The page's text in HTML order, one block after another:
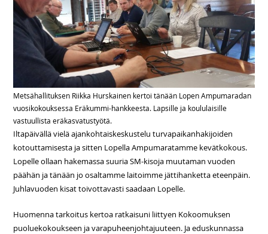
Metsähallituksen Riikka Hurskainen kertoi tänään Lopen Ampumaradan
vuosikokouksessa Eräkummi-hankkeesta. Lapsille ja koululaisille
vastuullista eräkasvatustyötä.
Iltapäivällä vielä ajankohtaiskeskustelu turvapaikanhakijoiden
kotouttamisesta ja sitten Lopella Ampumaratamme kevätkokous.
Lopelle ollaan hakemassa suuria SM-kisoja muutaman vuoden
päähän ja tänään jo osaltamme laitoimme jättihanketta eteenpäin.
Juhlavuoden kisat toivottavasti saadaan Lopelle.
Huomenna tarkoitus kertoa ratkaisuni liittyen Kokoomuksen
puoluekokoukseen ja varapuheenjohtajuuteen. Ja eduskunnassa